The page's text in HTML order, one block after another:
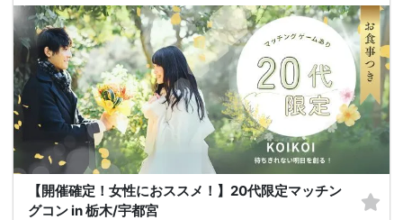
【開催確定！女性におススメ！】20代限定マッチン
グコン in 栃木/宇都宮